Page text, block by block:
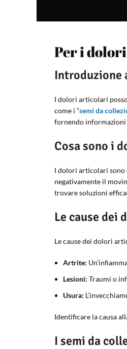
Per i
Introduzione
I dolori articolari
come i “semi da
fornendo
Cosa sono i
I dolori articolari sono
negativamente il
trovare soluzioni
Le cause dei
Le cause dei dolori
Artrite:
Lesioni: Traumi o
Usura:
Identificare la causa
I semi da